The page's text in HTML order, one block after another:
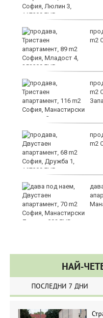
m2
m2
m2
НАЙ-
ПОСЛЕДНИ 7 ДНИ